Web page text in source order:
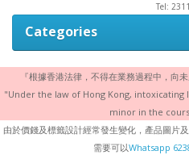
Tel:
Categories
『根據香港法律，不得在業務過程中，向
"Under the law of Hong Kong,
minor in the
由於價錢及標籤設計經常發生變化，產品圖片
需要可以Whatsapp